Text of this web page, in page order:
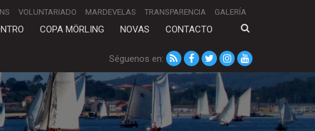
VOLUNTARIADO MARDEVELAS TRANSPARENCIA GALERÍA
COPA MÖRLING NOVAS CONTACTO
Séguenos en: